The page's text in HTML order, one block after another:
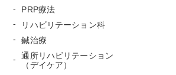
PRP療法
リハビリテーション科
鍼治療
通所リハビリテーション
（デイケア）